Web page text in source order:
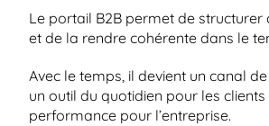
Le portail B2B permet de structurer
et de la rendre cohérente dans le
Avec le temps, il devient un canal
un outil du quotidien pour les
performance pour l’entreprise.